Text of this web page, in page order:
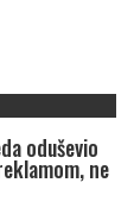
oduševio
ne